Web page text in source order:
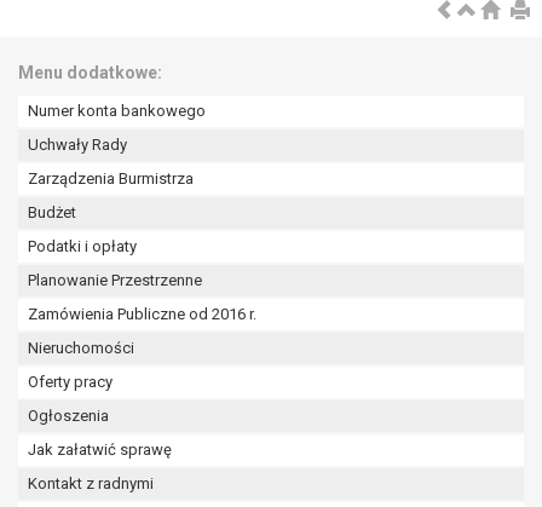
Menu dodatkowe:
Numer konta bankowego
Uchwały Rady
Zarządzenia Burmistrza
Budżet
Podatki i opłaty
Planowanie Przestrzenne
Zamówienia Publiczne od 2016 r.
Nieruchomości
Oferty pracy
Ogłoszenia
Jak załatwić sprawę
Kontakt z radnymi
wykonania zadania realizowanego w
niezbędność przetwarzania do celów
szczególną sytuacją. W razie wniesienia
podstaw do ustalenia, dochodzenia lub
obrony roszczeń.